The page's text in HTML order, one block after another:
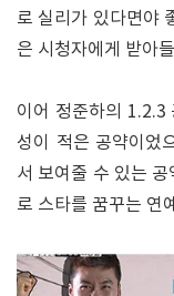
로 실리가 있다면야
은 시청자에게 받아
이어 정준하의 1.2.3
성이 적은 공약이었
서 보여줄 수 있는
로 스타를 꿈꾸는 연